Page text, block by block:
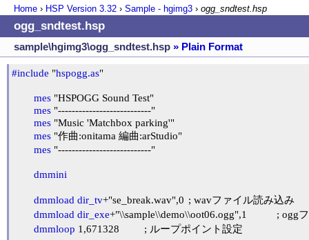
Home › HSP Version 3.32 › Sample - hgimg3 › ogg_sndtest.hsp
ogg_sndtest.hsp
sample\hgimg3\ogg_sndtest.hsp » Plain Format
#include "hspogg.as"
mes "HSPOGG Sound Test"
mes "---------------------------"
mes "Music 'Matchbox parking'"
mes "作曲:onitama 編曲:arStudio"
mes "---------------------------"
dmmini
dmmload dir_tv+"se_break.wav",0	; wavファイル読み込み
dmmload dir_exe+"\\sample\\demo\\oot06.ogg",1		; oggファイル読み込み
dmmloop 1,671328		; ループポイント設定